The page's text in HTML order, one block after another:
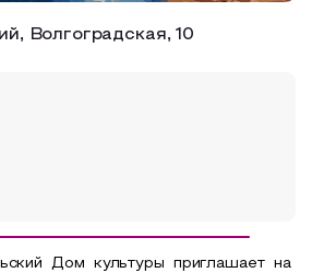
Волгоградская, 10
Дом культуры приглашает на